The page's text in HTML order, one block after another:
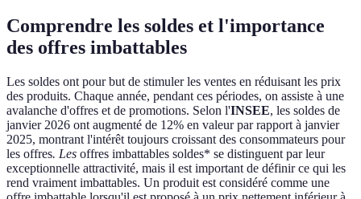
Comprendre les soldes et l'importance
des offres imbattables
Les soldes ont pour but de stimuler les ventes en réduisant les prix
des produits. Chaque année, pendant ces périodes, on assiste à une
avalanche d'offres et de promotions. Selon l'INSEE, les soldes de
janvier 2026 ont augmenté de 12% en valeur par rapport à janvier
2025, montrant l'intérêt toujours croissant des consommateurs pour
les offres. Les offres imbattables soldes* se distinguent par leur
exceptionnelle attractivité, mais il est important de définir ce qui les
rend vraiment imbattables. Un produit est considéré comme une